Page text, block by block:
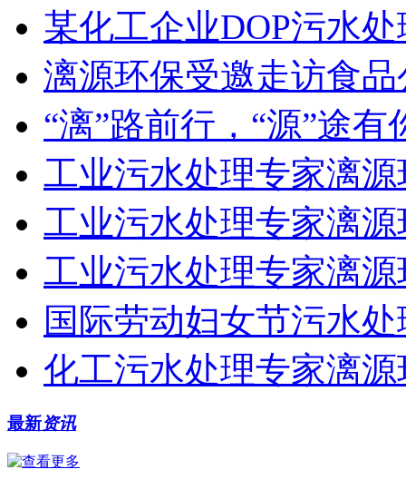
某化工企业DOP污水
漓源环保受邀走访食
“漓”路前行，“源”途有
工业污水处理专家漓源
工业污水处理专家漓
工业污水处理专家漓
国际劳动妇女节污水
化工污水处理专家漓
最新资讯